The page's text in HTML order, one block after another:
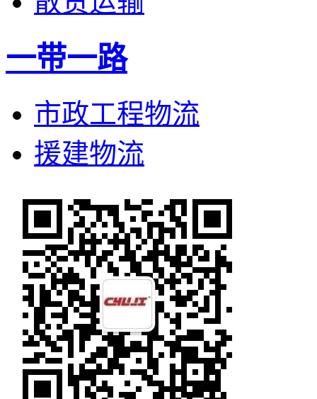
一带一路
市政工程物流
援建物流